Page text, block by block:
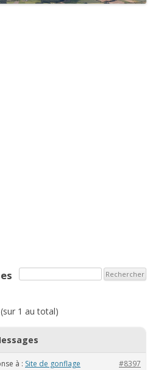
1 au total)
à : Site de gonflage #8397